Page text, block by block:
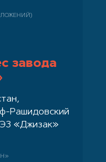
завода
Рашидовский
«Джизак»